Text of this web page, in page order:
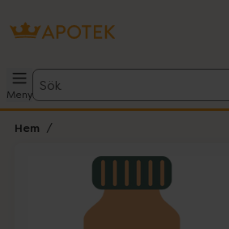
Meny
Sök
Hem
Lista: . Innehåller 1 objekt.